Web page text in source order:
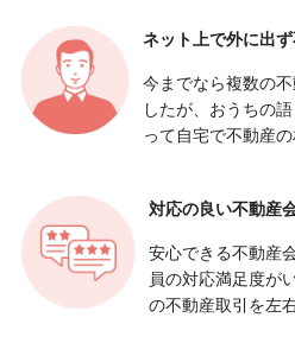
ネット上で外に出ず
今までなら複数の
したが、おうちの
って自宅で不動産
対応の良い不動産
安心できる不動産
員の対応満足度が
の不動産取引を左